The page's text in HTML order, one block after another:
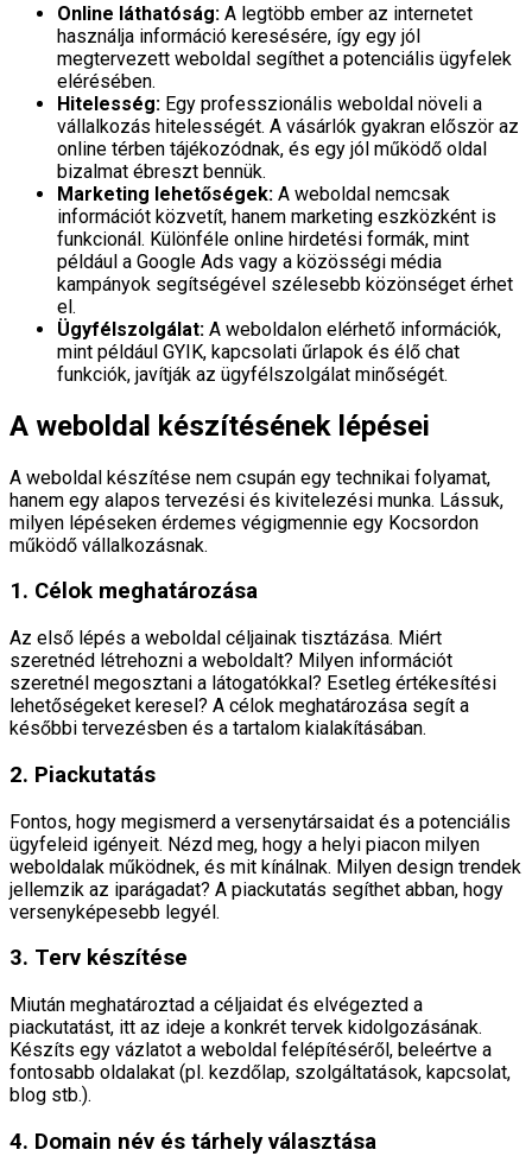
Online láthatóság: A legtöbb ember az internetet
használja információ keresésére, így egy jól
megtervezett weboldal segíthet a potenciális ügyfelek
elérésében.
Hitelesség: Egy professzionális weboldal növeli a
vállalkozás hitelességét. A vásárlók gyakran először az
online térben tájékozódnak, és egy jól működő oldal
bizalmat ébreszt bennük.
Marketing lehetőségek: A weboldal nemcsak
információt közvetít, hanem marketing eszközként is
funkcionál. Különféle online hirdetési formák, mint
például a Google Ads vagy a közösségi média
kampányok segítségével szélesebb közönséget érhet
el.
Ügyfélszolgálat: A weboldalon elérhető információk,
mint például GYIK, kapcsolati űrlapok és élő chat
funkciók, javítják az ügyfélszolgálat minőségét.
A weboldal készítésének lépései
A weboldal készítése nem csupán egy technikai folyamat,
hanem egy alapos tervezési és kivitelezési munka. Lássuk,
milyen lépéseken érdemes végigmennie egy Kocsordon
működő vállalkozásnak.
1. Célok meghatározása
Az első lépés a weboldal céljainak tisztázása. Miért
szeretnéd létrehozni a weboldalt? Milyen információt
szeretnél megosztani a látogatókkal? Esetleg értékesítési
lehetőségeket keresel? A célok meghatározása segít a
későbbi tervezésben és a tartalom kialakításában.
2. Piackutatás
Fontos, hogy megismerd a versenytársaidat és a potenciális
ügyfeleid igényeit. Nézd meg, hogy a helyi piacon milyen
weboldalak működnek, és mit kínálnak. Milyen design trendek
jellemzik az iparágadat? A piackutatás segíthet abban, hogy
versenyképesebb legyél.
3. Terv készítése
Miután meghatároztad a céljaidat és elvégezted a
piackutatást, itt az ideje a konkrét tervek kidolgozásának.
Készíts egy vázlatot a weboldal felépítéséről, beleértve a
fontosabb oldalakat (pl. kezdőlap, szolgáltatások, kapcsolat,
blog stb.).
4. Domain név és tárhely választása